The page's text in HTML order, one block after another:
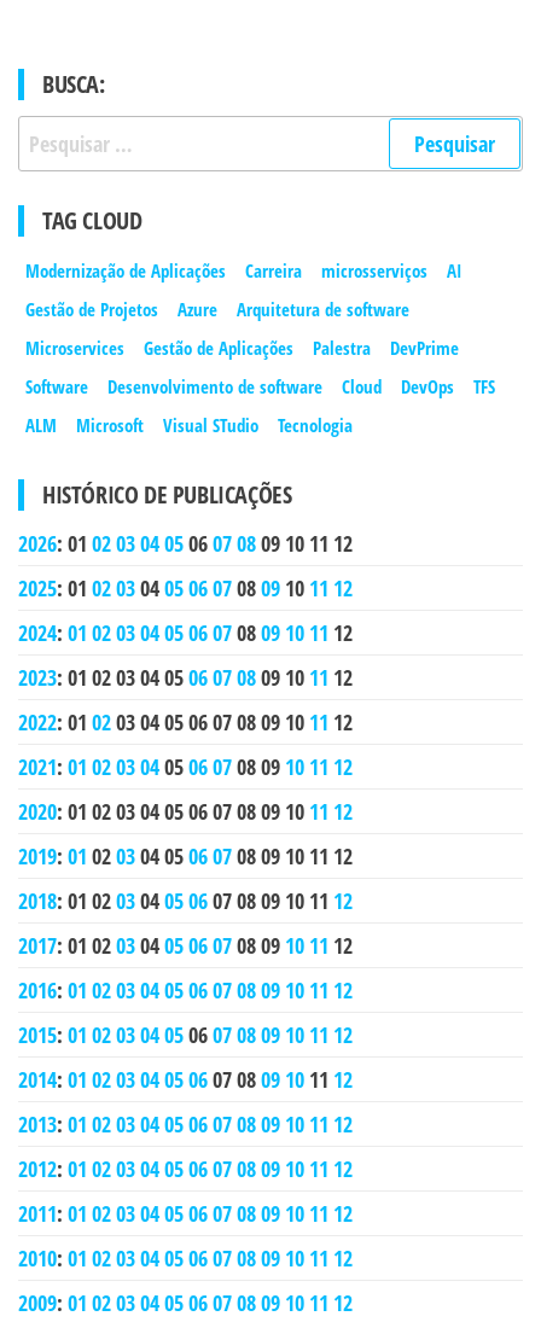
BUSCA:
Pesquisar
por:
TAG CLOUD
Modernização de Aplicações Carreira microsserviços
AI
Gestão de Projetos
Azure
Arquitetura de software
Microservices
Gestão de Aplicações Palestra
DevPrime
Software
Desenvolvimento de software Cloud DevOps
TFS
ALM
Microsoft Visual STudio Tecnologia
HISTÓRICO DE PUBLICAÇÕES
2026: 01 0203040506070809 10 11 12
2025: 01 0203040506070809 10 11 12
2024: 01 0203040506070809 10 11 12
2023: 01 0203040506070809 10 11 12
2022: 01 0203040506070809 10 11 12
2021: 01 0203040506070809 10 11 12
2020: 01 0203040506070809 10 11 12
2019: 01 0203040506070809 10 11 12
2018: 01 0203040506070809 10 11 12
2017: 01 0203040506070809 10 11 12
2016: 01 0203040506070809 10 11 12
2015: 01 0203040506070809 10 11 12
2014: 01 0203040506070809 10 11 12
2013: 01 0203040506070809 10 11 12
2012: 01 0203040506070809 10 11 12
2011: 01 0203040506070809 10 11 12
2010: 01 0203040506070809 10 11 12
2009: 01 0203040506070809 10 11 12